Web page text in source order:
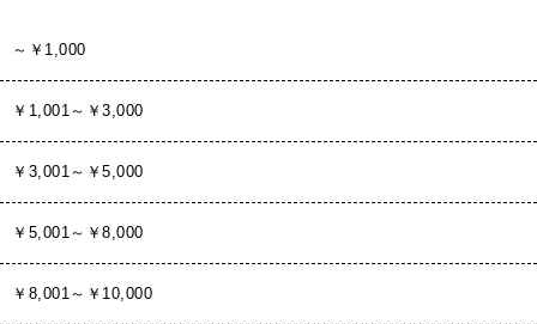
～￥1,000
￥1,001～￥3,000
￥3,001～￥5,000
￥5,001～￥8,000
￥8,001～￥10,000